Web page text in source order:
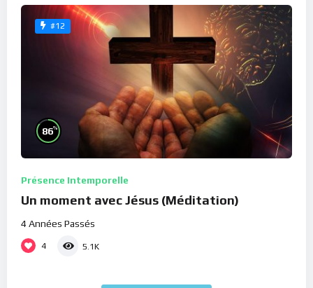
#12
86%
Présence Intemporelle
Un moment avec Jésus (Méditation)
4 Années Passés
4 5.1K